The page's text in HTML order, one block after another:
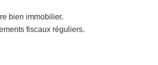
bien immobilier.
fiscaux réguliers.